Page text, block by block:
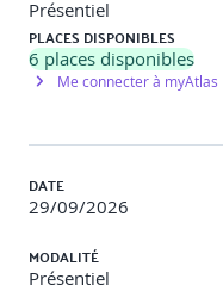
Présentiel
PLACES DISPONIBLES
6 places disponibles
Me connecter à myAtlas
DATE
29/09/2026
MODALITÉ
Présentiel